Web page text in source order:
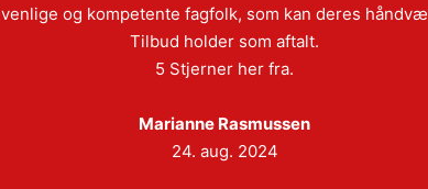
venlige og kompetente fagfolk, som kan deres
Tilbud holder som aftalt.
5 Stjerner her fra.
Marianne Rasmussen
24. aug. 2024